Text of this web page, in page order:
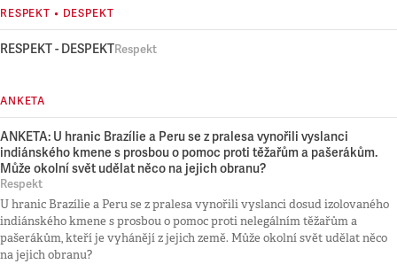
RESPEKT • DESPEKT
RESPEKT - DESPEKTRespekt
ANKETA
ANKETA: U hranic Brazílie a Peru se z pralesa vynořili vyslanci
indiánského kmene s prosbou o pomoc proti těžařům a pašerákům.
Může okolní svět udělat něco na jejich obranu?
Respekt
U hranic Brazílie a Peru se z pralesa vynořili vyslanci dosud izolovaného
indiánského kmene s prosbou o pomoc proti nelegálním těžařům a
pašerákům, kteří je vyhánějí z jejich země. Může okolní svět udělat něco
na jejich obranu?